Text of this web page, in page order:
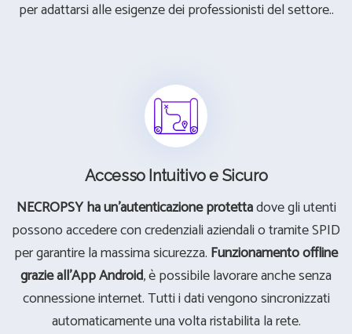
per adattarsi alle esigenze dei professionisti del settore..
Accesso Intuitivo e Sicuro
NECROPSY ha un'autenticazione protettadove gli utenti
possono accedere con credenziali aziendali o tramite SPID
per garantire la massima sicurezza. Funzionamento offline
grazie all’App Android, è possibile lavorare anche senza
connessione internet. Tutti i dati vengono sincronizzati
automaticamente una volta ristabilita la rete.